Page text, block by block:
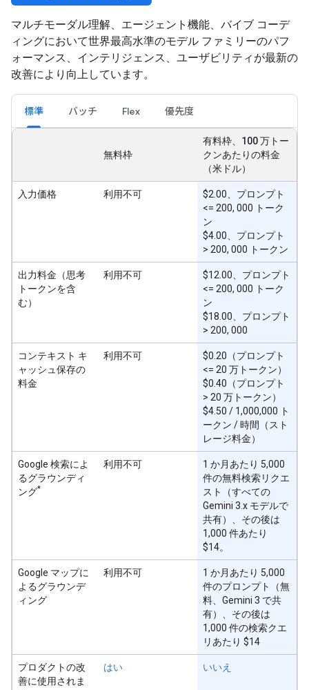
マルチモーダル理解、エージェント機能、バイブ コーデ
ィングにおいて世界最高水準のモデル ファミリーのパフ
ォーマンス、インテリジェンス、ユーザビリティが最新の
改善により向上しています。
標準 バッチ Flex 優先度
無料枠
有料枠、100 万トー
クンあたりの料金
（米ドル）
入力価格 利用不可
$2.00、プロンプト
<= 200, 000 トーク
ン
$4.00、プロンプト
> 200, 000 トークン
出力料金（思考
トークンを含
む）
利用不可
$12.00、プロンプト
<= 200, 000 トーク
ン
$18.00、プロンプト
> 200, 000
コンテキスト キ
ャッシュ保存の
料金
利用不可
$0.20（プロンプト
<= 20 万トークン）
$0.40（プロンプト
> 20 万トークン）
$4.50 / 1,000,000 ト
ークン / 時間（スト
レージ料金）
Google 検索によ
るグラウンディ
ング*
利用不可
1 か月あたり 5,000
件の無料検索リクエ
スト（すべての
Gemini 3.x モデルで
共有）、その後は
1,000 件あたり
$14。
Google マップに
よるグラウンデ
ィング
利用不可
1 か月あたり 5,000
件のプロンプト（無
料、Gemini 3 で共
有）、その後は
1,000 件の検索クエ
リあたり $14
プロダクトの改
善に使用されま
はい いいえ